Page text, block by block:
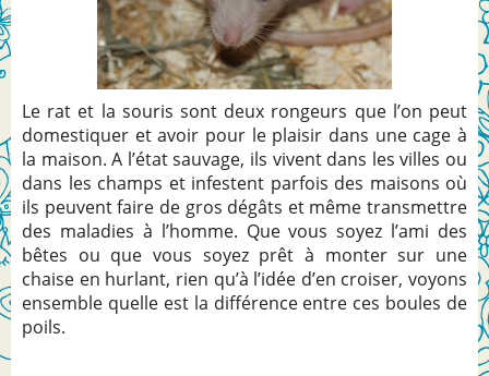
Le rat et la souris sont deux rongeurs que l’on peut
domestiquer et avoir pour le plaisir dans une cage à
la maison. A l’état sauvage, ils vivent dans les villes ou
dans les champs et infestent parfois des maisons où
ils peuvent faire de gros dégâts et même transmettre
des maladies à l’homme. Que vous soyez l’ami des
bêtes ou que vous soyez prêt à monter sur une
chaise en hurlant, rien qu’à l’idée d’en croiser, voyons
ensemble quelle est la différence entre ces boules de
poils.